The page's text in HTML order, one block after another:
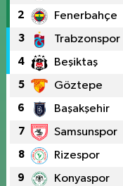
2 Fenerbahçe
3 Trabzonspor
4 Beşiktaş
5 Göztepe
6 Başakşehir
7 Samsunspor
8 Rizespor
9 Konyaspor